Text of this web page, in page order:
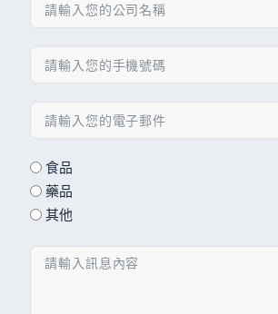
食品
藥品
其他